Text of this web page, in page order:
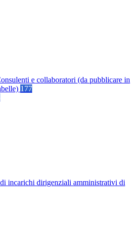
e collaboratori (da pubblicare in
177
incarichi dirigenziali amministrativi di